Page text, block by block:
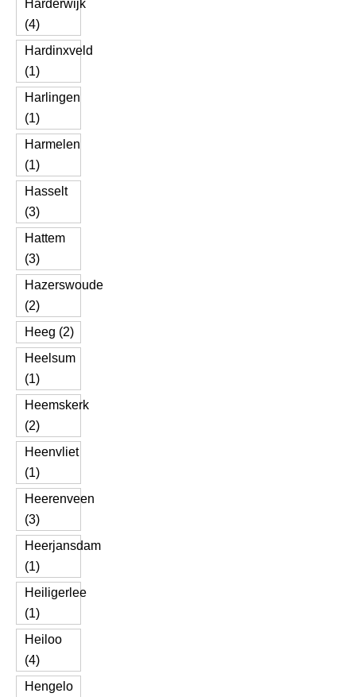
Harderwijk
(4)
Hardinxveld
(1)
Harlingen
(1)
Harmelen
(1)
Hasselt
(3)
Hattem
(3)
Hazerswoude
(2)
Heeg (2)
Heelsum
(1)
Heemskerk
(2)
Heenvliet
(1)
Heerenveen
(3)
Heerjansdam
(1)
Heiligerlee
(1)
Heiloo
(4)
Hengelo